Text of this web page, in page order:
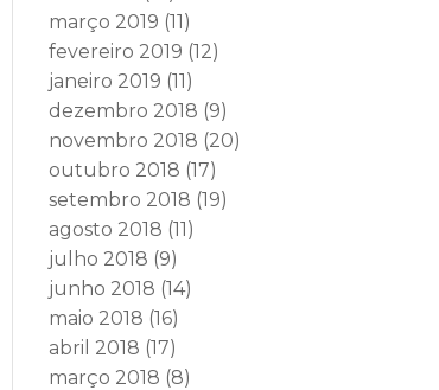
março 2019 (11)
fevereiro 2019 (12)
janeiro 2019 (11)
dezembro 2018 (9)
novembro 2018 (20)
outubro 2018 (17)
setembro 2018 (19)
agosto 2018 (11)
julho 2018 (9)
junho 2018 (14)
maio 2018 (16)
abril 2018 (17)
março 2018 (8)